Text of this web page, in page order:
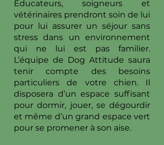
Educateurs, soigneurs et
vétérinaires prendront soin de lui
pour lui assurer un séjour sans
stress dans un environnement
qui ne lui est pas familier.
L’équipe de Dog Attitude saura
tenir compte des besoins
particuliers de votre chien. Il
disposera d’un espace suffisant
pour dormir, jouer, se dégourdir
et même d’un grand espace vert
pour se promener à son aise.